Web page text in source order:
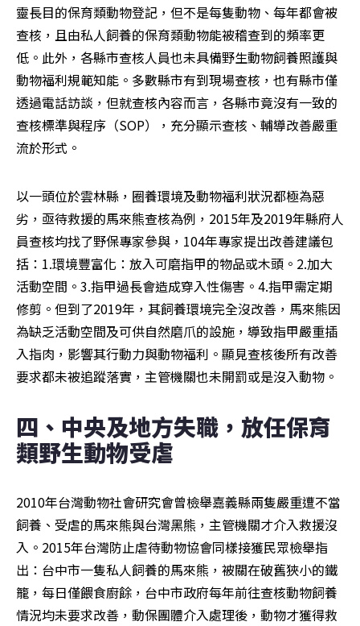
靈長目的保育類動物登記，但不是每隻動物、每年都會被
查核，且由私人飼養的保育類動物能被稽查到的頻率更
低。此外，各縣市查核人員也未具備野生動物飼養照護與
動物福利規範知能。多數縣市有到現場查核，也有縣市僅
透過電話訪談，但就查核內容而言，各縣市竟沒有一致的
查核標準與程序（SOP），充分顯示查核、輔導改善嚴重
流於形式。
以一頭位於雲林縣，圈養環境及動物福利狀況都極為惡
劣，亟待救援的馬來熊查核為例，2015年及2019年縣府人
員查核均找了野保專家參與，104年專家提出改善建議包
括：1.環境豐富化：放入可磨指甲的物品或木頭。2.加大
活動空間。3.指甲過長會造成穿入性傷害。4.指甲需定期
修剪。但到了2019年，其飼養環境完全沒改善，馬來熊因
為缺乏活動空間及可供自然磨爪的設施，導致指甲嚴重插
入指肉，影響其行動力與動物福利。顯見查核後所有改善
要求都未被追蹤落實，主管機關也未開罰或是沒入動物。
四、中央及地方失職，放任保育
類野生動物受虐
2010年台灣動物社會研究會曾檢舉嘉義縣兩隻嚴重遭不當
飼養、受虐的馬來熊與台灣黑熊，主管機關才介入救援沒
入。2015年台灣防止虐待動物協會同樣接獲民眾檢舉指
出：台中市一隻私人飼養的馬來熊，被關在破舊狹小的鐵
籠，每日僅餵食廚餘，台中市政府每年前往查核動物飼養
情況均未要求改善，動保團體介入處理後，動物才獲得救